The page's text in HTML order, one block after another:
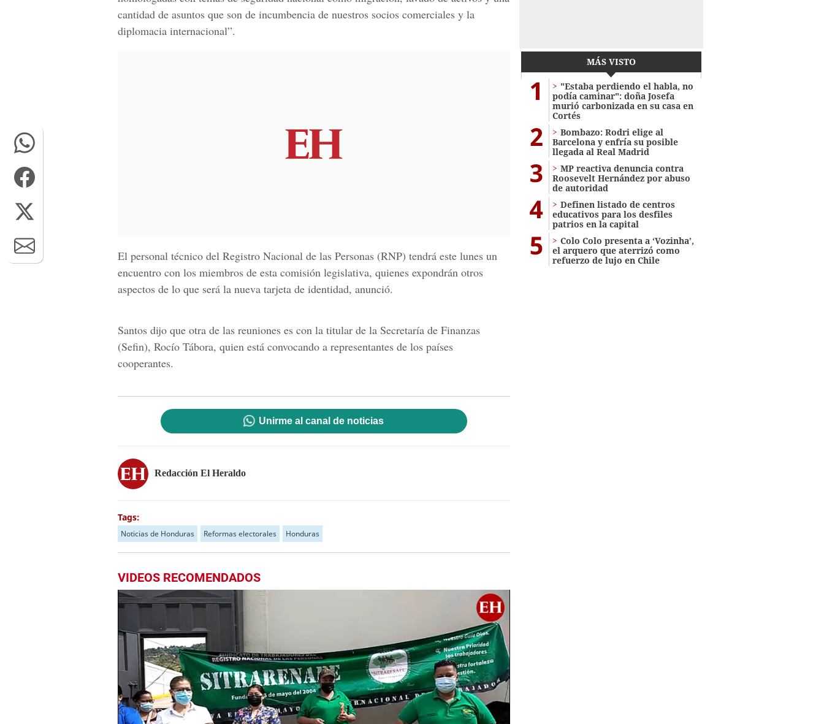
cantidad de asuntos que son de incumbencia de nuestros socios comerciales y la
diplomacia internacional”.
El personal técnico del Registro Nacional de las Personas (RNP) tendrá este lunes un
encuentro con los miembros de esta comisión legislativa, quienes expondrán otros
aspectos de lo que será la nueva tarjeta de identidad, anunció.
Santos dijo que otra de las reuniones es con la titular de la Secretaría de Finanzas
(Sefin), Rocío Tábora, quien está convocando a representantes de los países
cooperantes.
Unirme al canal de noticias
Redacción El Heraldo
Tags:
Noticias de Honduras Reformas electorales Honduras
VIDEOS RECOMENDADOS
MÁS VISTO
1
"Estaba perdiendo el habla, no
podía caminar": doña Josefa
murió carbonizada en su casa en
Cortés
2
Bombazo: Rodri elige al
Barcelona y enfría su posible
llegada al Real Madrid
3
MP reactiva denuncia contra
Roosevelt Hernández por abuso
de autoridad
4
Definen listado de centros
educativos para los desfiles
patrios en la capital
5
Colo Colo presenta a ‘Vozinha’,
el arquero que aterrizó como
refuerzo de lujo en Chile